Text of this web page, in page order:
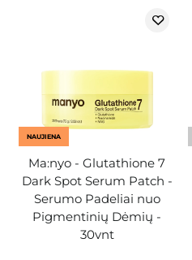
NAUJIENA
Ma:nyo - Glutathione 7
Dark Spot Serum Patch -
Serumo Padeliai nuo
Pigmentinių Dėmių -
30vnt